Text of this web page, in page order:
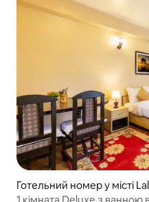
Готельний номер у місті